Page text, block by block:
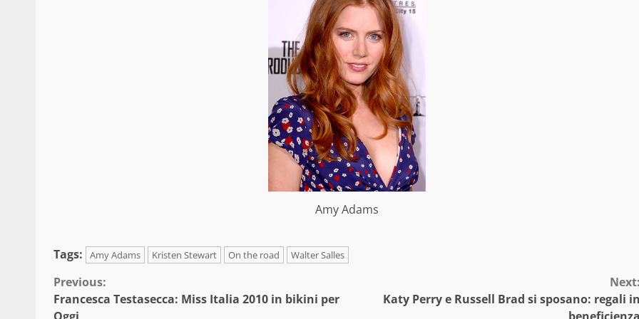
Amy Adams
Tags: Amy Adams Kristen Stewart On the road Walter Salles
Continue
Previous:
Francesca Testasecca: Miss Italia 2010 in bikini per
Next:
Katy Perry e Russell Brad si sposano: regali in